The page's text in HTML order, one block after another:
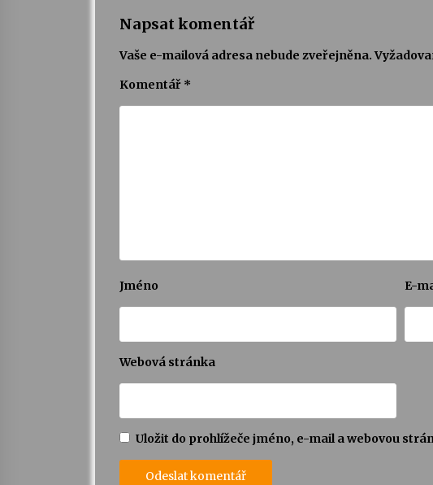
Napsat komentář
Vaše e-mailová adresa nebude zveřejněna.
Komentář *
Jméno E-
Webová stránka
Uložit do prohlížeče jméno, e-mail a webovou